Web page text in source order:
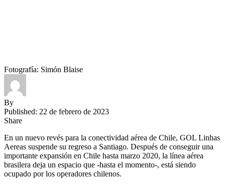
Fotografía: Simón Blaise
By
Published: 22 de febrero de 2023
Share
En un nuevo revés para la conectividad aérea de Chile, GOL Linhas
Aereas suspende su regreso a Santiago. Después de conseguir una
importante expansión en Chile hasta marzo 2020, la línea aérea
brasilera deja un espacio que -hasta el momento-, está siendo
ocupado por los operadores chilenos.